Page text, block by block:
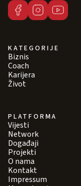
KATEGORIJE
Biznis
Coach
Karijera
Život
PLATFORMA
Vijesti
Network
Događaji
Projekti
O nama
Kontakt
Impressum